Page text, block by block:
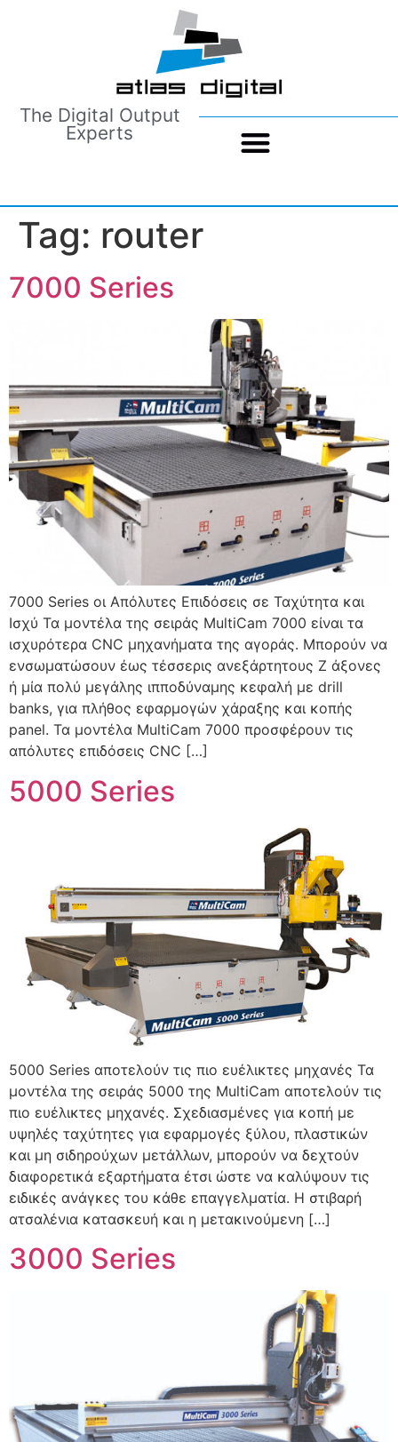
The Digital Output
Experts
Tag: router
7000 Series
7000 Series οι Απόλυτες Επιδόσεις σε Ταχύτητα και
Ισχύ Τα μοντέλα της σειράς MultiCam 7000 είναι τα
ισχυρότερα CNC μηχανήματα της αγοράς. Μπορούν να
ενσωματώσουν έως τέσσερις ανεξάρτητους Z άξονες
ή μία πολύ μεγάλης ιπποδύναμης κεφαλή με drill
banks, για πλήθος εφαρμογών χάραξης και κοπής
panel. Τα μοντέλα MultiCam 7000 προσφέρουν τις
απόλυτες επιδόσεις CNC […]
5000 Series
5000 Series αποτελούν τις πιο ευέλικτες μηχανές Τα
μοντέλα της σειράς 5000 της MultiCam αποτελούν τις
πιο ευέλικτες μηχανές. Σχεδιασμένες για κοπή με
υψηλές ταχύτητες για εφαρμογές ξύλου, πλαστικών
και μη σιδηρούχων μετάλλων, μπορούν να δεχτούν
διαφορετικά εξαρτήματα έτσι ώστε να καλύψουν τις
ειδικές ανάγκες του κάθε επαγγελματία. Η στιβαρή
ατσαλένια κατασκευή και η μετακινούμενη […]
3000 Series